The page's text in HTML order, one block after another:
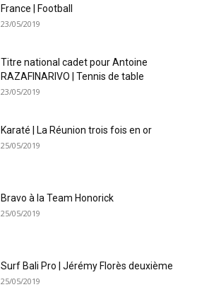
France | Football
23/05/2019
Titre national cadet pour Antoine
RAZAFINARIVO | Tennis de table
23/05/2019
Karaté | La Réunion trois fois en or
25/05/2019
Bravo à la Team Honorick
25/05/2019
Surf Bali Pro | Jérémy Florès deuxième
25/05/2019